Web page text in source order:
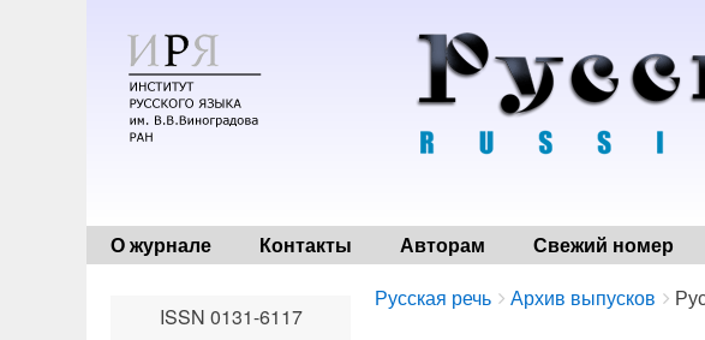
О журнале Контакты Авторам Свежий номер
Breadcrumbs
You
Русская речь Архив выпусков
ISSN 0131-6117